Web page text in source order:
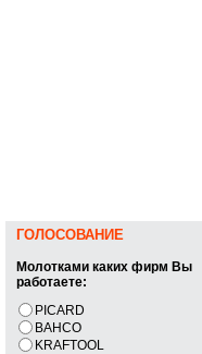
ГОЛОСОВАНИЕ
Молотками каких фирм Вы
работаете:
PICARD
BAHCO
KRAFTOOL